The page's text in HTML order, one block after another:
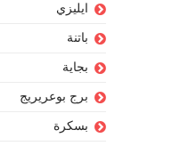
ايليزي
باتنة
بجاية
برج بوعريريج
بسكرة